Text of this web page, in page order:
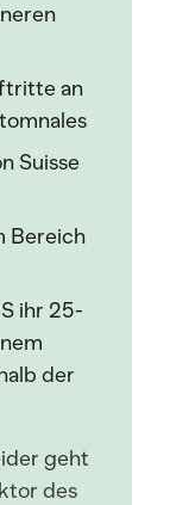
an
Suisse
Bereich
ihr 25-
der
geht
des